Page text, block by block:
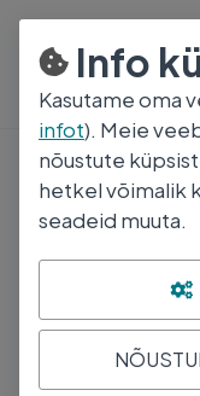
Grooming
Karvahooldus
Tootja
Info
Kasutame oma
infot). Meie
nõustute
hetkel võimalik
seadeid muuta.